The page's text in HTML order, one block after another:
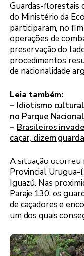
Guardas-florestais
do Ministério da
participaram, no fim
operações de
preservação do
procedimentos
de nacionalidade
Leia também:
– Idiotismo cultural
no Parque
– Brasileiros
caçar, dizem
A situação ocorreu
Provincial Urugua-
Iguazú. Nas
Paraje 130, os
de caçadores e
um dos quais